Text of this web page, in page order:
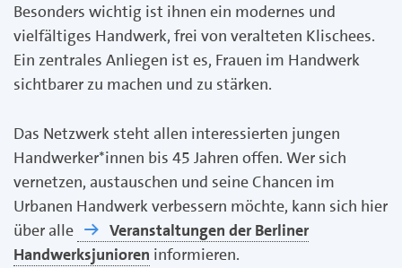
Besonders wichtig ist ihnen ein modernes und
vielfältiges Handwerk, frei von veralteten Klischees.
Ein zentrales Anliegen ist es, Frauen im Handwerk
sichtbarer zu machen und zu stärken.
Das Netzwerk steht allen interessierten jungen
Handwerker*innen bis 45 Jahren offen. Wer sich
vernetzen, austauschen und seine Chancen im
Urbanen Handwerk verbessern möchte, kann sich hier
über alle
Veranstaltungen der Berliner
Handwerksjunioren informieren.